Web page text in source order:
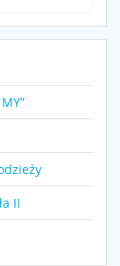
II